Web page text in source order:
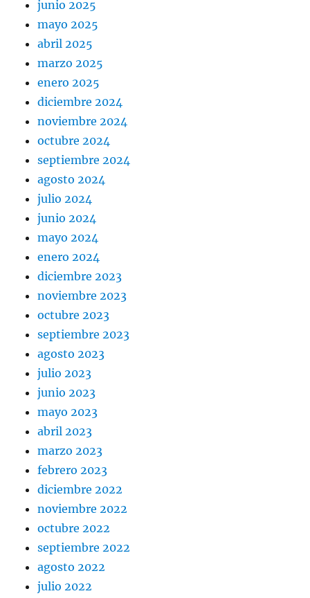
junio 2025
mayo 2025
abril 2025
marzo 2025
enero 2025
diciembre 2024
noviembre 2024
octubre 2024
septiembre 2024
agosto 2024
julio 2024
junio 2024
mayo 2024
enero 2024
diciembre 2023
noviembre 2023
octubre 2023
septiembre 2023
agosto 2023
julio 2023
junio 2023
mayo 2023
abril 2023
marzo 2023
febrero 2023
diciembre 2022
noviembre 2022
octubre 2022
septiembre 2022
agosto 2022
julio 2022